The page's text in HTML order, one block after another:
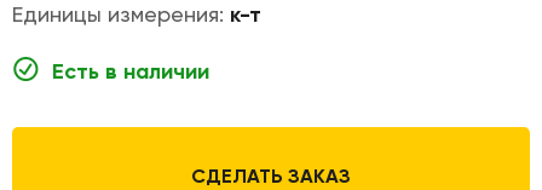
Единицы измерения: к-т
Есть в наличии
СДЕЛАТЬ ЗАКАЗ